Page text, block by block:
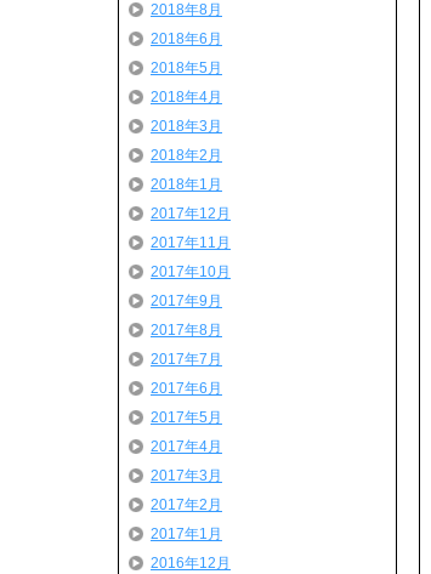
2018年8月
2018年6月
2018年5月
2018年4月
2018年3月
2018年2月
2018年1月
2017年12月
2017年11月
2017年10月
2017年9月
2017年8月
2017年7月
2017年6月
2017年5月
2017年4月
2017年3月
2017年2月
2017年1月
2016年12月